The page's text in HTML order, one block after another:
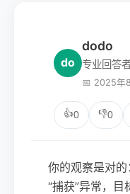
do
dodo
专业回答
📅 2025年
👍0 👎0
你的观察是对
“捕获”异常，